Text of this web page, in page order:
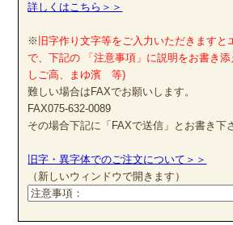
詳しくはこちら＞＞
※ 旧字作り文字等をご入力いただきますと
で、下記の 「注意事項」に説明をお書き
しご高、まゆ濱 等)
難しい場合はFAXでお願いします。
FAX075-632-0089
その場合下記に「FAXで送信」とお書き下
旧字・異字体でのご注文について＞＞
（新しいウィンドウで開きます）